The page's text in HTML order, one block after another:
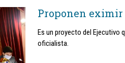
Proponen eximir
Es un proyecto del Ejecutivo
oficialista.